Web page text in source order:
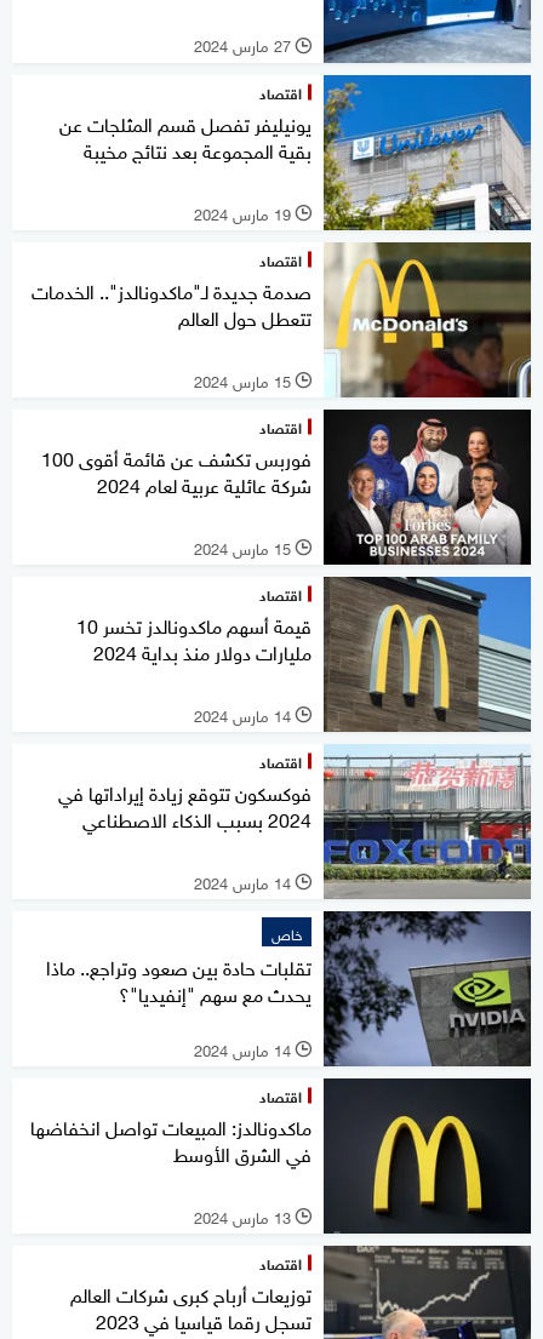
l 27 مارس 2024
اقتصاد
يونيليفر تفصل قسم المثلجات عن
بقية المجموعة بعد نتائج مخيبة
l 19 مارس 2024
اقتصاد
صدمة جديدة لـ"ماكدونالدز".. الخدمات
تتعطل حول العالم
l 15 مارس 2024
اقتصاد
فوربس تكشف عن قائمة أقوى 100
شركة عائلية عربية لعام 2024
l 15 مارس 2024
اقتصاد
قيمة أسهم ماكدونالدز تخسر 10
مليارات دولار منذ بداية 2024
l 14 مارس 2024
اقتصاد
فوكسكون تتوقع زيادة إيراداتها في
2024 بسبب الذكاء الاصطناعي
l 14 مارس 2024
خاص
تقلبات حادة بين صعود وتراجع.. ماذا
يحدث مع سهم "إنفيديا"؟
l 14 مارس 2024
اقتصاد
ماكدونالدز: المبيعات تواصل انخفاضها
في الشرق الأوسط
l 13 مارس 2024
اقتصاد
توزيعات أرباح كبرى شركات العالم
تسجل رقما قياسيا في 2023